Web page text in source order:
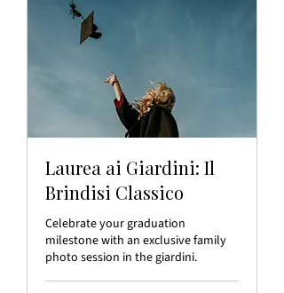
Laurea ai Giardini: Il
Brindisi Classico
Celebrate your graduation
milestone with an exclusive family
photo session in the giardini.